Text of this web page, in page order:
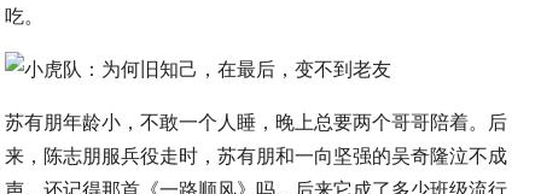
吃。
苏有朋年龄小，不敢一个人睡，晚上总要两个哥哥陪着。后
来，陈志朋服兵役走时，苏有朋和一向坚强的吴奇隆泣不成